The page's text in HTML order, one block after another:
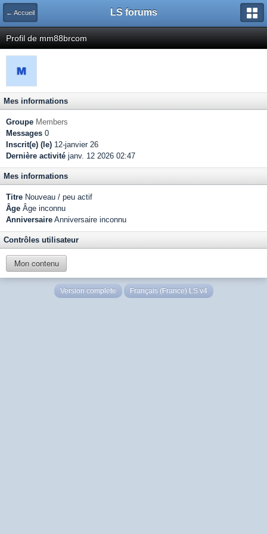
← Accueil LS forums
Profil de mm88brcom
Mes informations
Groupe Members
Messages 0
Inscrit(e) (le) 12-janvier 26
Dernière activité janv. 12 2026 02:47
Mes informations
Titre Nouveau / peu actif
Âge Âge inconnu
Anniversaire Anniversaire inconnu
Contrôles utilisateur
Mon contenu
Version complète Français (France) LS v4